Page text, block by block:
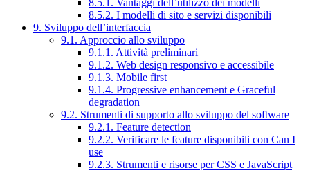
8.5.2. I modelli di sito e servizi disponibili
9. Sviluppo dell’interfaccia
9.1. Approccio allo sviluppo
9.1.1. Attività preliminari
9.1.2. Web design responsivo e accessibile
9.1.3. Mobile first
9.1.4. Progressive enhancement e Graceful
degradation
9.2. Strumenti di supporto allo sviluppo del software
9.2.1. Feature detection
9.2.2. Verificare le feature disponibili con Can I
use
9.2.3. Strumenti e risorse per CSS e JavaScript